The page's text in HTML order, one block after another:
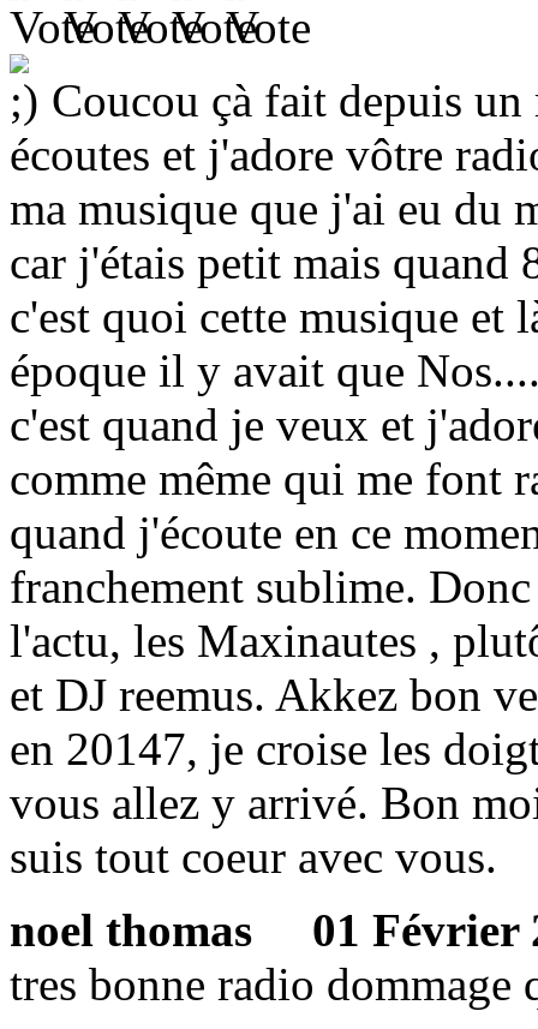
Coucou çà fait depuis
écoutes et j'adore vôtre
ma musique que j'ai eu du
car j'étais petit mais quand
c'est quoi cette musique et
époque il y avait que
c'est quand je veux et
comme même qui me font
quand j'écoute en ce
franchement sublime.
l'actu, les Maxinautes ,
et DJ reemus. Akkez bon
en 20147, je croise les
vous allez y arrivé. Bon
suis tout coeur avec vous.
noel thomas
01 Février
tres bonne radio